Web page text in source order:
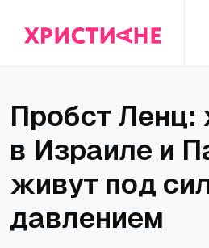
Пробст Ленц:
в Израиле и
живут под
давлением